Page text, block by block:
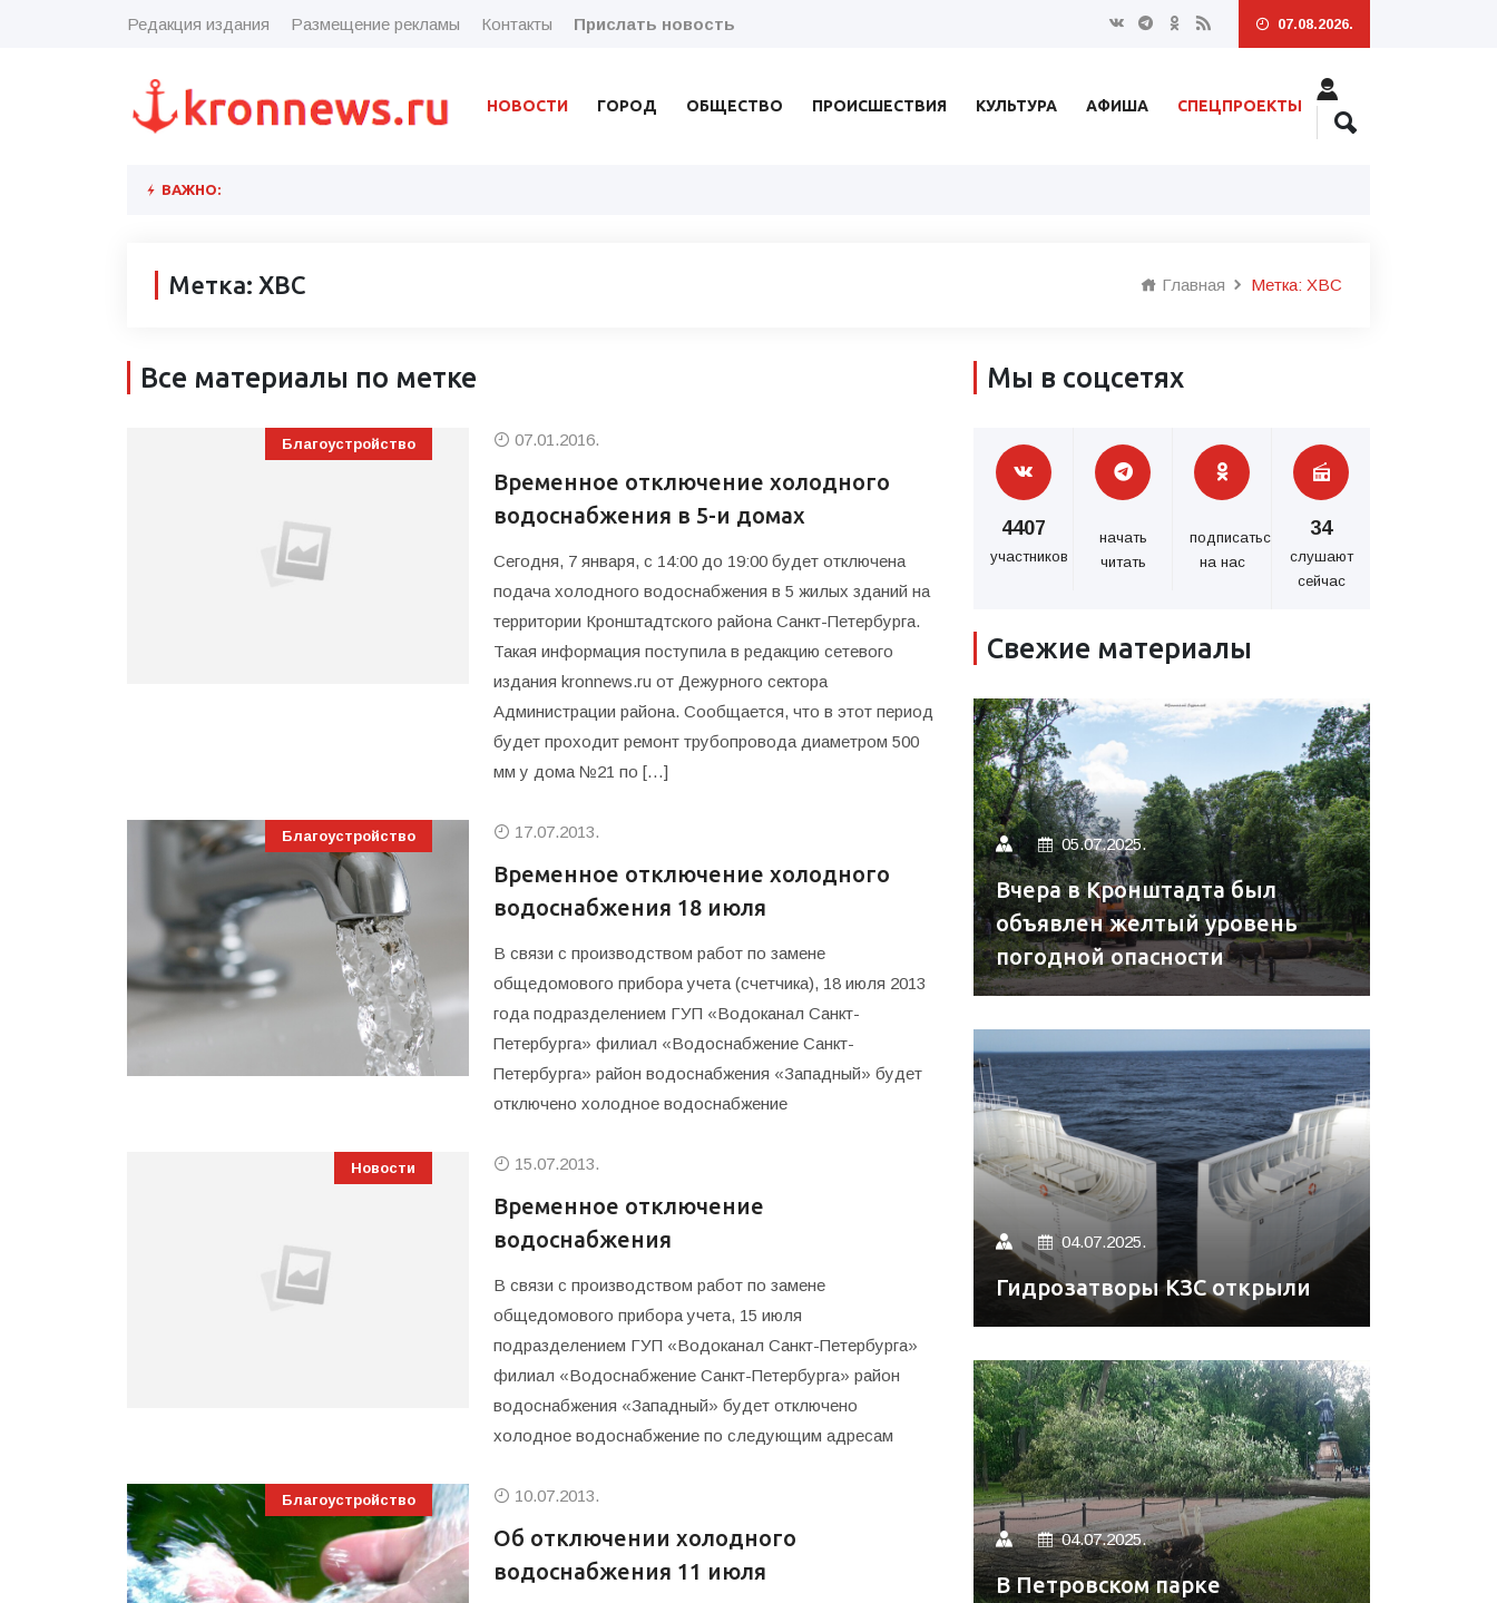
Редакция издания Размещение рекламы Контакты Прислать новость 07.08.2026.
НОВОСТИ ГОРОД ОБЩЕСТВО ПРОИСШЕСТВИЯ КУЛЬТУРА АФИША СПЕЦПРОЕКТЫ
ВАЖНО:
Метка: ХВС Главная Метка: ХВС
Все материалы по метке
Благоустройство 07.01.2016.
Временное отключение холодного
водоснабжения в 5-и домах
Сегодня, 7 января, с 14:00 до 19:00 будет отключена
подача холодного водоснабжения в 5 жилых зданий на
территории Кронштадтского района Санкт-Петербурга.
Такая информация поступила в редакцию сетевого
издания kronnews.ru от Дежурного сектора
Администрации района. Сообщается, что в этот период
будет проходит ремонт трубопровода диаметром 500
мм у дома №21 по […]
Благоустройство 17.07.2013.
Временное отключение холодного
водоснабжения 18 июля
В связи с производством работ по замене
общедомового прибора учета (счетчика), 18 июля 2013
года подразделением ГУП «Водоканал Санкт-
Петербурга» филиал «Водоснабжение Санкт-
Петербурга» район водоснабжения «Западный» будет
отключено холодное водоснабжение
Новости 15.07.2013.
Временное отключение
водоснабжения
В связи с производством работ по замене
общедомового прибора учета, 15 июля
подразделением ГУП «Водоканал Санкт-Петербурга»
филиал «Водоснабжение Санкт-Петербурга» район
водоснабжения «Западный» будет отключено
холодное водоснабжение по следующим адресам
Благоустройство 10.07.2013.
Об отключении холодного
водоснабжения 11 июля
Мы в соцсетях
4407
участников
начать
читать
подписаться
на нас
34
слушают
сейчас
Свежие материалы
05.07.2025.
Вчера в Кронштадта был
объявлен желтый уровень
погодной опасности
04.07.2025.
Гидрозатворы КЗС открыли
04.07.2025.
В Петровском парке